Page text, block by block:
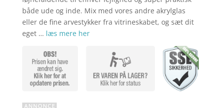
både ude og inde. Mix med vores andre akrylglas
eller de fine arvestykker fra vitrineskabet, og sæt dit
eget … læs mere her